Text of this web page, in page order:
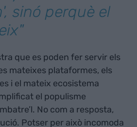
sinó perquè el
que es poden fer servir els
mateixes plataformes, els
i el mateix ecosistema
el populisme
No com a resposta,
Potser per això incomoda